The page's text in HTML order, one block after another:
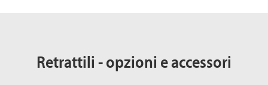
Retrattili - opzioni e accessori